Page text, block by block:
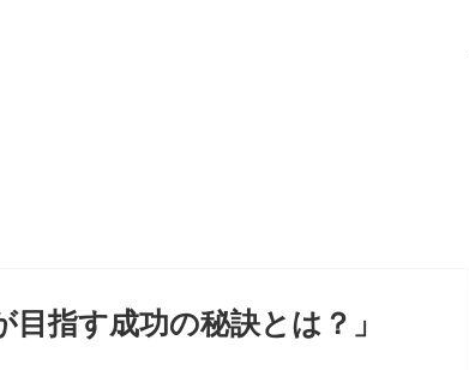
指す成功の秘訣とは？」